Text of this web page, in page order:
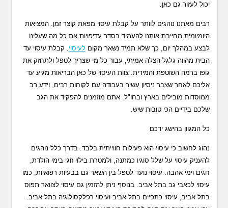
יכול לעזור גם כאן.
רבים מאתנו נוהגים לוותר על קבלת עיסוי מפאת קוצר זמן. המציאות
היומיומית מחייבת אותנו להעמיד בסדר עדיפויות את כל מה שעלינו
לבצע במהלך יום, כך שלא תמיד נשאר מקוםלעיסוי. קבלת עיסוי עד
הבית מהווה גלגל הצלה אמיתי, עבור כל מי שצריך לטפל ולתחזק את
גופו ברמה השוטפת והמידית. צוות העיסוי של כאן הבריאות מגיע עד
אליכם לאחר שצבר ניסיון עשיר בעבודה עם לקוחות רבים, וידע רב
ממוסדות מובילים בארץ ובחו"ל. אתם מוזמנים להפקיד את הגב
שלכם בידיים הכי טובות שיש.
כל המגוון בהישג ידכם
נהוג לחשוב כי עיסוי הוא פעילות חווייתית בלבד. בדרך כלל נוהגים
להעניק עיסוי על שלל סוגיו כמתנה, ולמטרת בילוי זוגי בימי הולדת,
חגים וימי אהבה. עיסוי נועד לטפל בין השאר גם בבעיות רפואיות, כמו
עיסוי לכאבי גב בתל אביב. בנוסף ניתן להזמין גם עיסוי לצוואר תפוס
בתל אביב, עיסוי כתפיים בתל אביב ועיסוי רפלקסולוגיה בתל אביב.